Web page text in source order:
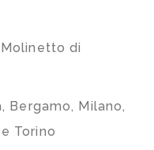
di
Bergamo, Milano,
Torino